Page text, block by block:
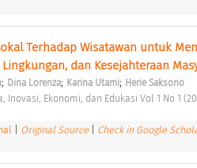
Terhadap Wisatawan untuk
dan Kesejahteraan
; Dina Lorenza; Karina Utami; Herie Saksono
Inovasi, Ekonomi, dan Edukasi Vol 1 No 1
Original Source Check in Google